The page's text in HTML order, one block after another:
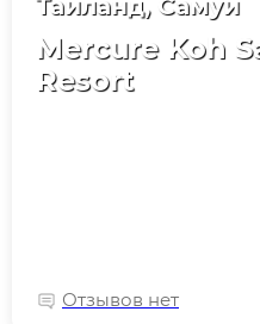
Mercure Koh
Resort
Отзывов нет